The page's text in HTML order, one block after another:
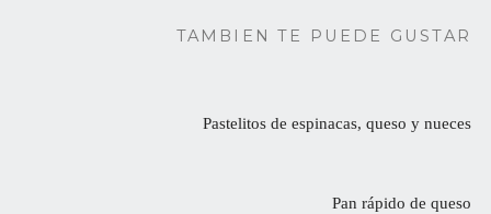
TAMBIEN TE PUEDE GUSTAR
Pastelitos de espinacas, queso y nueces
Pan rápido de queso